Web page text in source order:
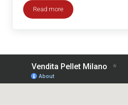
Read moreConsegna a domicilio pellet